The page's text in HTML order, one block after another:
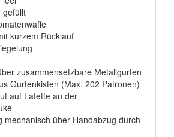
gefüllt
kurzem Rücklauf
zusammensetzbare Metallgurten
Gurtenkisten (Max. 202 Patronen)
auf Lafette an der
mechanisch über Handabzug durch